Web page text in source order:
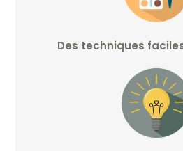
Des techniques